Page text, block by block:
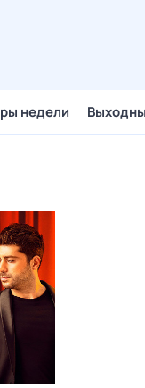
недели